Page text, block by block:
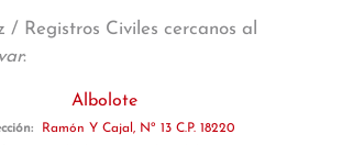
/ Registros Civiles cercanos al
:
Albolote
Ramón Y Cajal, Nº 13 C.P. 18220